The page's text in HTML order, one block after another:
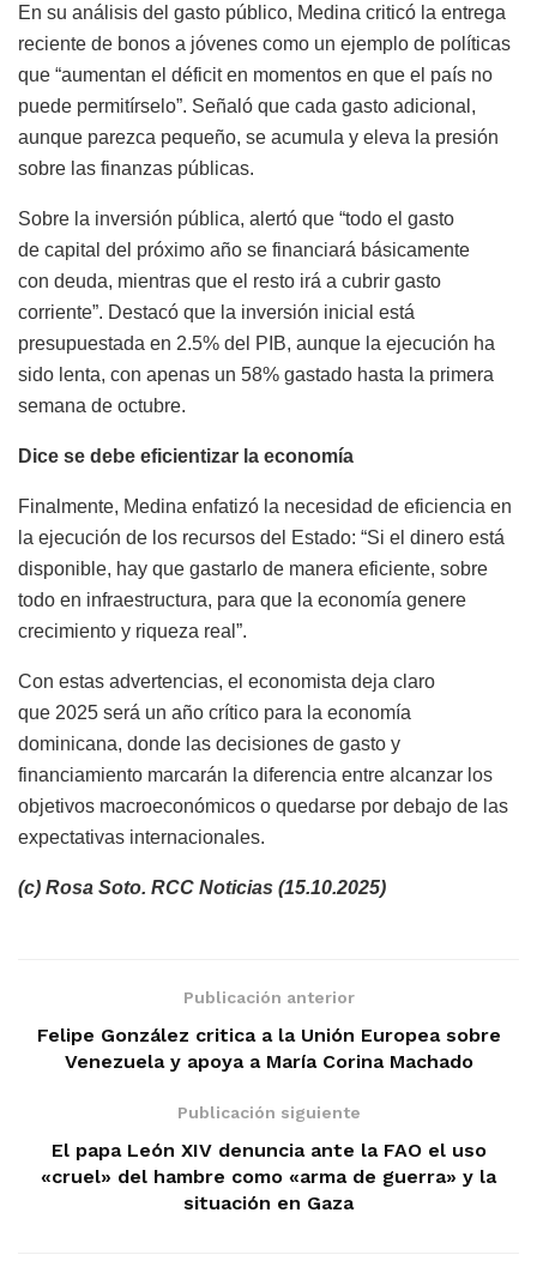
En su análisis del gasto público, Medina criticó la entrega
reciente de bonos a jóvenes como un ejemplo de políticas
que “aumentan el déficit en momentos en que el país no
puede permitírselo”. Señaló que cada gasto adicional,
aunque parezca pequeño, se acumula y eleva la presión
sobre las finanzas públicas.
Sobre la inversión pública, alertó que “todo el gasto
de capital del próximo año se financiará básicamente
con deuda, mientras que el resto irá a cubrir gasto
corriente”. Destacó que la inversión inicial está
presupuestada en 2.5% del PIB, aunque la ejecución ha
sido lenta, con apenas un 58% gastado hasta la primera
semana de octubre.
Dice se debe eficientizar la economía
Finalmente, Medina enfatizó la necesidad de eficiencia en
la ejecución de los recursos del Estado: “Si el dinero está
disponible, hay que gastarlo de manera eficiente, sobre
todo en infraestructura, para que la economía genere
crecimiento y riqueza real”.
Con estas advertencias, el economista deja claro
que 2025 será un año crítico para la economía
dominicana, donde las decisiones de gasto y
financiamiento marcarán la diferencia entre alcanzar los
objetivos macroeconómicos o quedarse por debajo de las
expectativas internacionales.
(c) Rosa Soto. RCC Noticias (15.10.2025)
Publicación anterior
Felipe González critica a la Unión Europea sobre
Venezuela y apoya a María Corina Machado
Publicación siguiente
El papa León XIV denuncia ante la FAO el uso
«cruel» del hambre como «arma de guerra» y la
situación en Gaza